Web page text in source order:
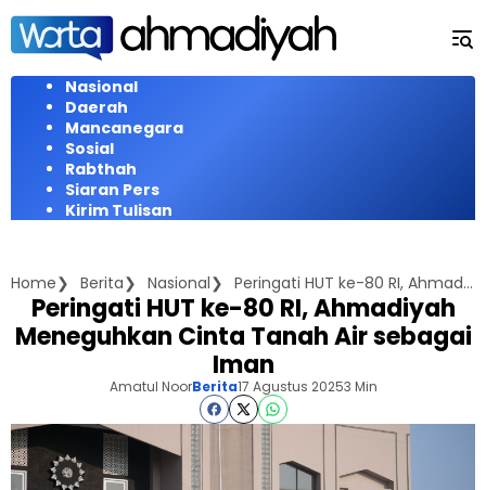
Langsung
konten
Nasional
Daerah
Mancanegara
Sosial
Rabthah
Siaran Pers
Kirim Tulisan
Home Berita Nasional Peringati HUT ke-80 RI, Ahmadiyah Meneguhkan Cinta Tanah Air sebagai Iman
Peringati HUT ke-80 RI, Ahmadiyah
Meneguhkan Cinta Tanah Air sebagai
Iman
Amatul NoorBerita17 Agustus 20253 Min